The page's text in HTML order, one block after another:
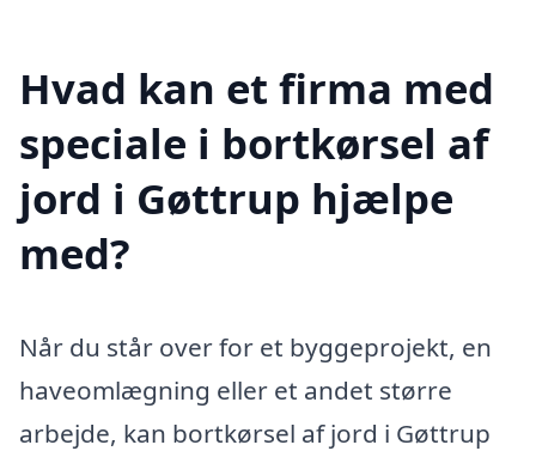
Hvad kan et firma med
speciale i bortkørsel af
jord i Gøttrup hjælpe
med?
Når du står over for et byggeprojekt, en
haveomlægning eller et andet større
arbejde, kan bortkørsel af jord i Gøttrup